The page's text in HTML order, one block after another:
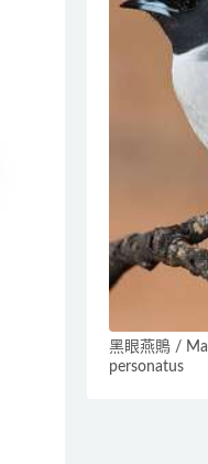
黑眼燕鵙 /
personatus